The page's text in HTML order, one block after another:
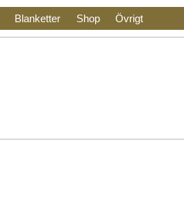
Blanketter Shop Övrigt